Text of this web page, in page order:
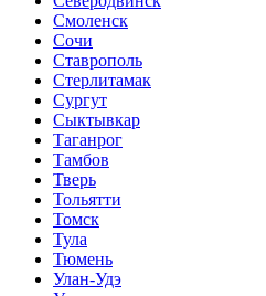
Смоленск
Сочи
Ставрополь
Стерлитамак
Сургут
Сыктывкар
Таганрог
Тамбов
Тверь
Тольятти
Томск
Тула
Тюмень
Улан-Удэ